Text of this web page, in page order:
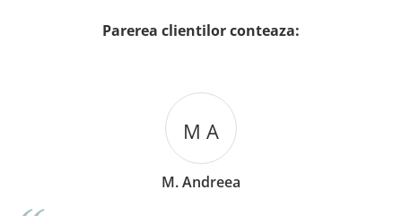
Parerea clientilor conteaza:
M A
M. Andreea